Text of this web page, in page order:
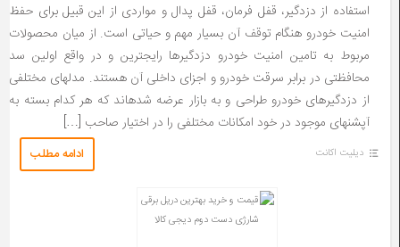
استفاده از دزدگیر، قفل فرمان، قفل پدال و مواردی از این قبیل برای حفظ
امنیت خودرو هنگام توقف آن بسیار مهم و حیاتی است. از میان محصولات
مربوط به تامین امنیت خودرو دزدگیرها رایج­ترین و در واقع اولین سد
محافظتی در برابر سرقت خودرو و اجزای داخلی آن هستند. مدل­های مختلفی
از دزدگیرهای خودرو طراحی و به بازار عرضه شده­اند که هر کدام بسته به
آپشن­های موجود در خود امکانات مختلفی را در اختیار صاحب […]
دیلیت اکانت ادامه مطلب